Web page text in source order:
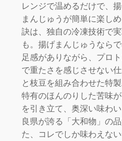
レンジで温めるだけで、
まんじゅうが簡単に楽し
訣は、独自の冷凍技術で
も。揚げまんじゅうなら
足感がありながら、プロ
で重たさを感じさせない
と枝豆を組み合わせた特
特有のほんのりした苦味
を引き立て、奥深い味わ
良県が誇る「大和物」の
た、コレでしか味わえな